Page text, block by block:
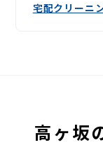
宅配クリーニ
高ヶ坂